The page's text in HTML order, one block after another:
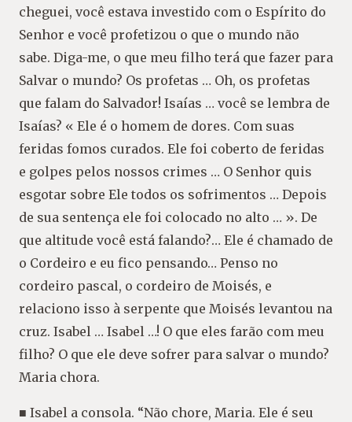
cheguei, você estava investido com o Espírito do
Senhor e você profetizou o que o mundo não
sabe. Diga-me, o que meu filho terá que fazer para
Salvar o mundo? Os profetas … Oh, os profetas
que falam do Salvador! Isaías … você se lembra de
Isaías? « Ele é o homem de dores. Com suas
feridas fomos curados. Ele foi coberto de feridas
e golpes pelos nossos crimes … O Senhor quis
esgotar sobre Ele todos os sofrimentos … Depois
de sua sentença ele foi colocado no alto … ». De
que altitude você está falando?… Ele é chamado de
o Cordeiro e eu fico pensando… Penso no
cordeiro pascal, o cordeiro de Moisés, e
relaciono isso à serpente que Moisés levantou na
cruz. Isabel … Isabel …! O que eles farão com meu
filho? O que ele deve sofrer para salvar o mundo?
Maria chora.
■ Isabel a consola. “Não chore, Maria. Ele é seu